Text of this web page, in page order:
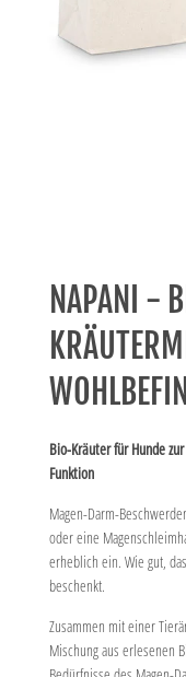
NAPANI -
Bio-Kräuter für Hunde
Funktion
Magen-Darm-
oder eine
erheblich ein. Wie gut,
beschenkt.
Zusammen mit einer
Mischung aus erlesenen